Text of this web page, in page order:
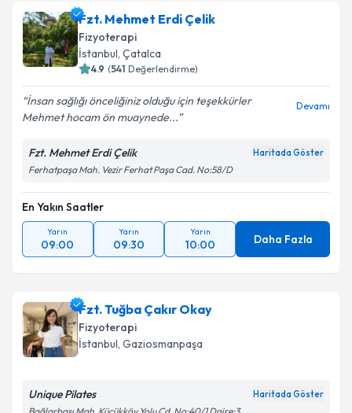
Fzt. Mehmet Erdi Çelik
Fizyoterapi
İstanbul, Çatalca
4.9 (541 Değerlendirme)
İnsan sağlığı önceliğiniz olduğu için teşekkürler
Mehmet hocam ön muaynede...
Devamı
Fzt. Mehmet Erdi Çelik Haritada Göster
Ferhatpaşa Mah. Vezir Ferhat Paşa Cad. No:58/D
En Yakın Saatler
Yarın
09:00
Yarın
09:30
Yarın
10:00 Daha Fazla
Fzt. Tuğba Çakır Okay
Fizyoterapi
İstanbul, Gaziosmanpaşa
Unique Pilates Haritada Göster